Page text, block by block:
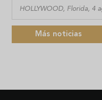
HOLLYWOOD, Florida, 4
Más noticias